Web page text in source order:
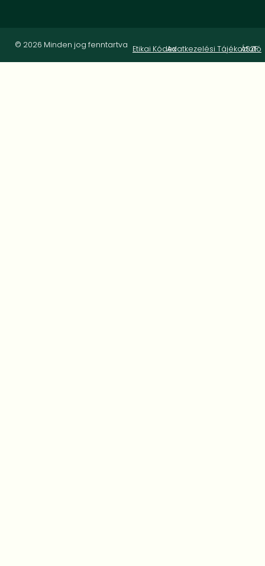
© 2026 Minden jog fenntartva Etikai KódexAdatkezelési Tájékoztató
ÁSZF